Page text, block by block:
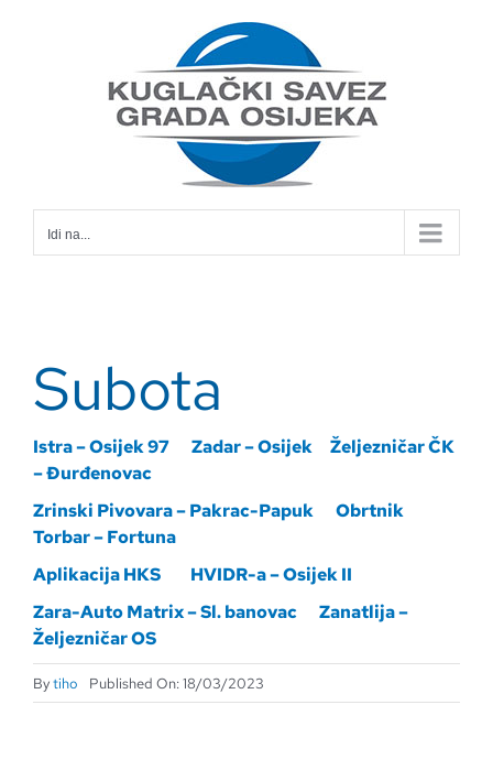
Idi na...
Subota
Istra – Osijek 97 Zadar – Osijek
Željezničar ČK
– Đurđenovac
Zrinski Pivovara – Pakrac-Papuk
Obrtnik
Torbar – Fortuna
Aplikacija HKS
HVIDR-a – Osijek II
Zara-Auto Matrix – Sl. banovac
Zanatlija –
Željezničar OS
Bytiho Published On: 18/03/2023